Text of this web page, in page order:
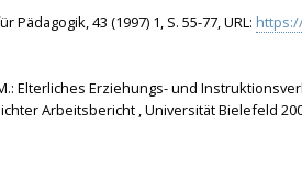
Pädagogik, 43 (1997) 1, S. 55-77, URL:
Elterliches Erziehungs- und
Arbeitsbericht , Universität Bielefeld